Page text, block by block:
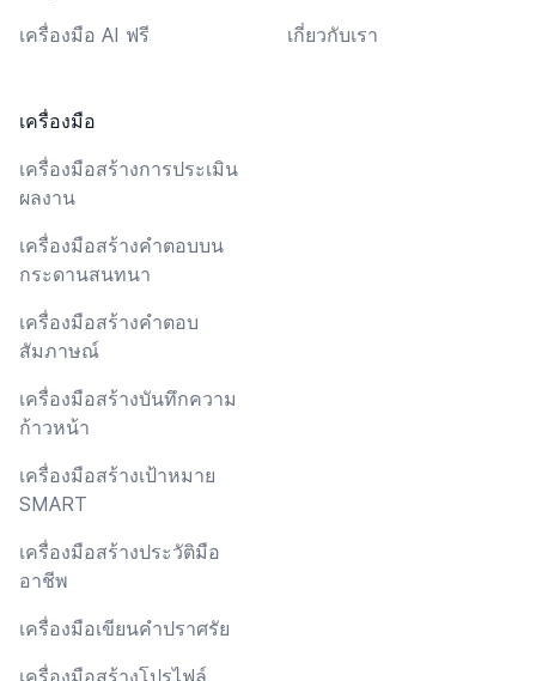
เครื่องมือ AI ฟรี
เครื่องมือ
เครื่องมือสร้างการประเมิน
ผลงาน
เครื่องมือสร้างคำตอบบน
กระดานสนทนา
เครื่องมือสร้างคำตอบ
สัมภาษณ์
เครื่องมือสร้างบันทึกความ
ก้าวหน้า
เครื่องมือสร้างเป้าหมาย
SMART
เครื่องมือสร้างประวัติมือ
อาชีพ
เครื่องมือเขียนคำปราศรัย
เครื่องมือสร้างโปรไฟล์
เกี่ยวกับเรา